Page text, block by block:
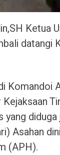
Ketua
datangi
Komandoi
Asahan
(APH).